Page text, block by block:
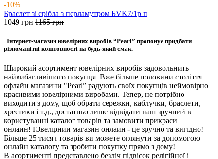
-10%
Браслет зі срібла з перламутром БVK7/1р п
1049 грн 1165грн
Інтернет-магазин ювелірних виробів “Pearl” пропонує придбати
різноманітні коштовності на будь-який смак.
Широкий асортимент ювелірних виробів задовольнить
найвибагливішого покупця. Вже більше половини століття
офлайн магазини "Pearl” радують своїх покупців неймовірно
красивими ювелірними виробами. Тепер, не потрібно
виходити з дому, щоб обрати сережки, каблучки, браслети,
хрестики і т.д., достатньо лише відвідати наш зручний в
користуванні каталог товарів та замовити прикраси
онлайн! Ювелірний магазин онлайн - це зручно та вигідно!
Більше 25 тисяч товарів ви можете оглянути за допомогою
онлайн каталогу та зробити покупку прямо з дому!
В асортименті представлено безліч підвісок релігійної і